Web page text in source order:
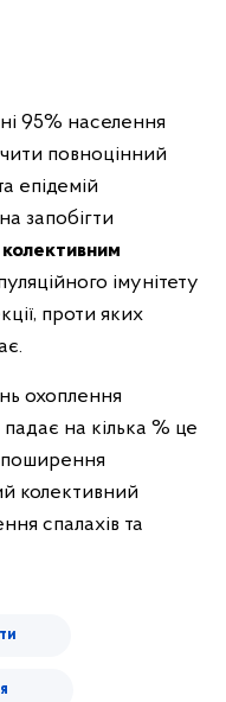
95% населення
повноцінний
епідемій
запобігти
колективним
імунітету
проти яких
охоплення
на кілька % це
поширення
колективний
спалахів та